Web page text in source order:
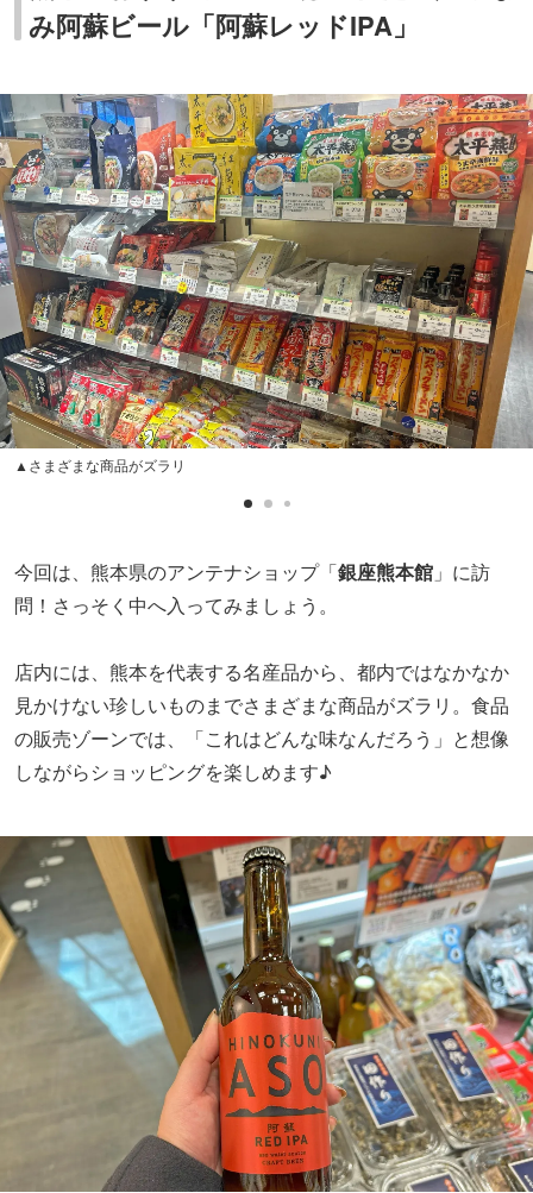
み阿蘇ビール「阿蘇レッドIPA」
▲さまざまな商品がズラリ
今回は、熊本県のアンテナショップ「銀座熊本館 」に訪
問！さっそく中へ入ってみましょう。
店内には、熊本を代表する名産品から、都内ではなかなか
見かけない珍しいものまでさまざまな商品がズラリ。食品
の販売ゾーンでは、「これはどんな味なんだろう」と想像
しながらショッピングを楽しめます♪